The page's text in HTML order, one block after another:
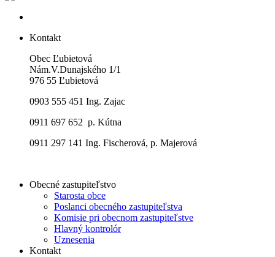
Kontakt
Obec Ľubietová
Nám.V.Dunajského 1/1
976 55 Ľubietová
0903 555 451 Ing. Zajac
0911 697 652 p. Kútna
0911 297 141 Ing. Fischerová, p. Majerová
Obecné zastupiteľstvo
Starosta obce
Poslanci obecného zastupiteľstva
Komisie pri obecnom zastupiteľstve
Hlavný kontrolór
Uznesenia
Kontakt